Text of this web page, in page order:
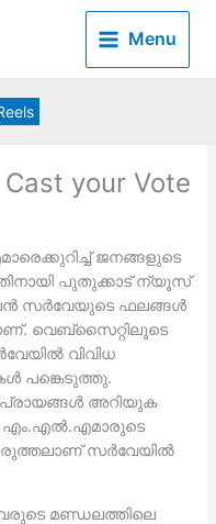
Menu
your Vote
ജനങ്ങളുടെ
പുതുക്കാട് ന്യൂസ്
സര്‍വേയുടെ ഫലങ്ങള്‍
വെബ്‌സൈറ്റിലൂടെ
വിവിധ
പങ്കെടുത്തു.
അറിയുക
എം.എല്‍.എമാരുടെ
സര്‍വേയില്‍
മണ്ഡലത്തിലെ